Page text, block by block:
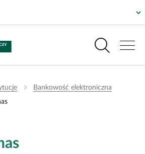
Wyszukiwarka
Bankowość elektroniczna